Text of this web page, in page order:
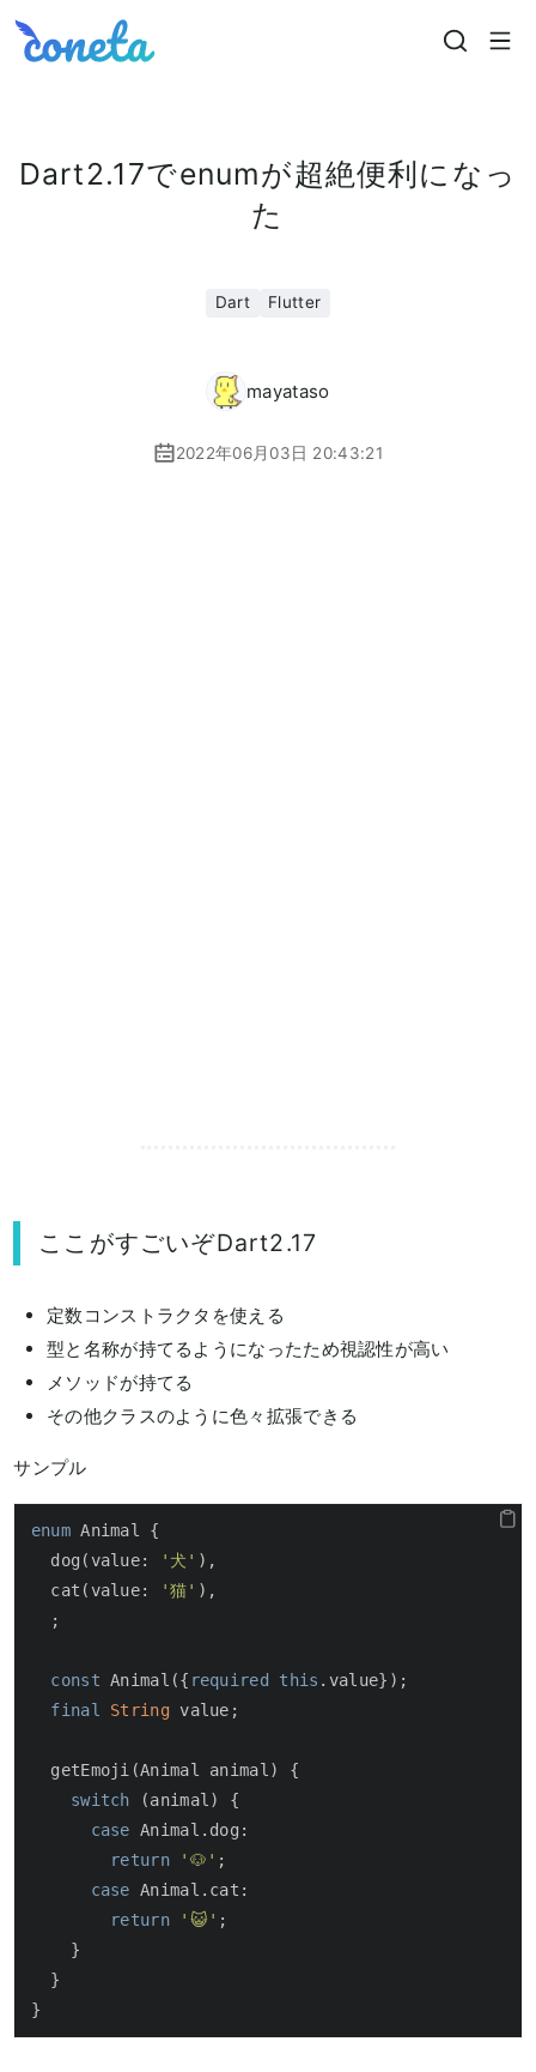
Coneta
Dart2.17でenumが超絶便利になっ
た
Dart Flutter
mayataso
2022年06月03日 20:43:21
ここがすごいぞDart2.17
定数コンストラクタを使える
型と名称が持てるようになったため視認性が高い
メソッドが持てる
その他クラスのように色々拡張できる
サンプル
enum Animal {
  dog(value:
'犬' ),
  cat(value:
'猫' ),
  ;
const Animal({ required this .value});
final
String value;
  getEmoji(Animal animal) {
switch (animal) {
case Animal.dog:
return
'🐶' ;
case Animal.cat:
return
'😺' ;
    }
  }